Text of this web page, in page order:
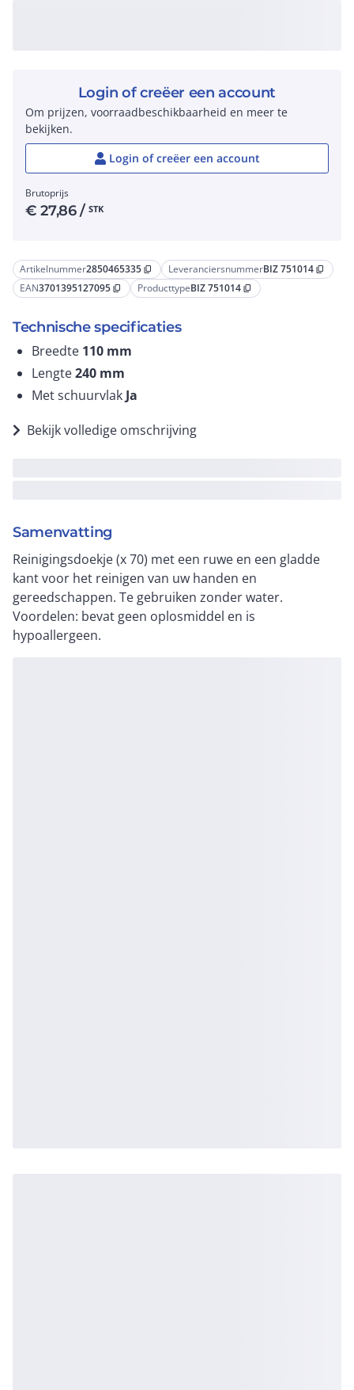
Artikelnummer2850465335 content_copy LeveranciersnummerBIZ 751014 content_copy
EAN3701395127095 content_copy ProducttypeBIZ 751014 content_copy
Technische specificaties
Breedte 110 mm
Lengte240 mm
Met schuurvlak Ja
Bekijk volledige omschrijving
Samenvatting
Reinigingsdoekje (x 70) met een ruwe en een gladde
kant voor het reinigen van uw handen en
gereedschappen. Te gebruiken zonder water.
Voordelen: bevat geen oplosmiddel en is
hypoallergeen.
Login of creëer een account
Om prijzen, voorraadbeschikbaarheid en meer te
bekijken.
Login of creëer een account
Brutoprijs
€27,86/ STK